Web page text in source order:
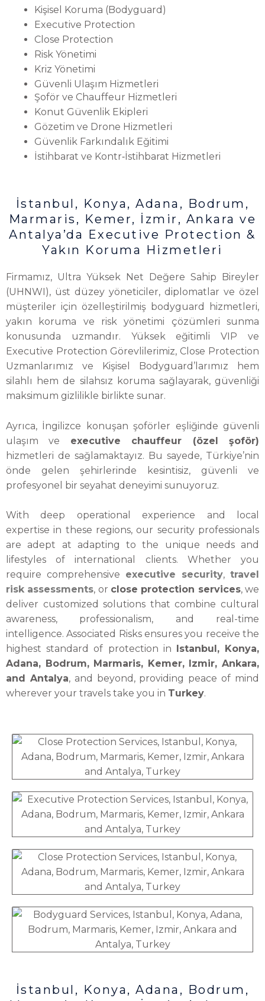
Kişisel Koruma (Bodyguard)
Executive Protection
Close Protection
Risk Yönetimi
Kriz Yönetimi
Güvenli Ulaşım Hizmetleri
Şoför ve Chauffeur Hizmetleri
Konut Güvenlik Ekipleri
Gözetim ve Drone Hizmetleri
Güvenlik Farkındalık Eğitimi
İstihbarat ve Kontr‑İstihbarat Hizmetleri
İstanbul, Konya, Adana, Bodrum,
Marmaris, Kemer, İzmir, Ankara ve
Antalya’da Executive Protection &
Yakın Koruma Hizmetleri
Firmamız, Ultra Yüksek Net Değere Sahip Bireyler
(UHNWI), üst düzey yöneticiler, diplomatlar ve özel
müşteriler için özelleştirilmiş bodyguard hizmetleri,
yakın koruma ve risk yönetimi çözümleri sunma
konusunda uzmandır. Yüksek eğitimli VIP ve
Executive Protection Görevlilerimiz, Close Protection
Uzmanlarımız ve Kişisel Bodyguard’larımız hem
silahlı hem de silahsız koruma sağlayarak, güvenliği
maksimum gizlilikle birlikte sunar.
Ayrıca, İngilizce konuşan şoförler eşliğinde güvenli
ulaşım ve executive chauffeur (özel şoför)
hizmetleri de sağlamaktayız. Bu sayede, Türkiye’nin
önde gelen şehirlerinde kesintisiz, güvenli ve
profesyonel bir seyahat deneyimi sunuyoruz.
With deep operational experience and local
expertise in these regions, our security professionals
are adept at adapting to the unique needs and
lifestyles of international clients. Whether you
require comprehensive executive security, travel
risk assessments, or close protection services, we
deliver customized solutions that combine cultural
awareness, professionalism, and real-time
intelligence. Associated Risks ensures you receive the
highest standard of protection in Istanbul, Konya,
Adana, Bodrum, Marmaris, Kemer, Izmir, Ankara,
and Antalya, and beyond, providing peace of mind
wherever your travels take you in Turkey.
İstanbul, Konya, Adana, Bodrum,